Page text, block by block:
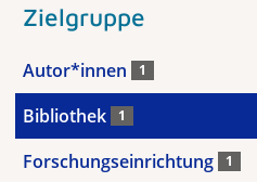
Zielgruppe
Autor*innen 1
Bibliothek 1
Forschungseinrichtung 1